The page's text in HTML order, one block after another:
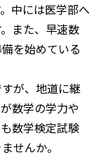
中には医学部へ
また、早速数
を始めている
が、地道に継
数学の学力や
数学検定試験
せんか。